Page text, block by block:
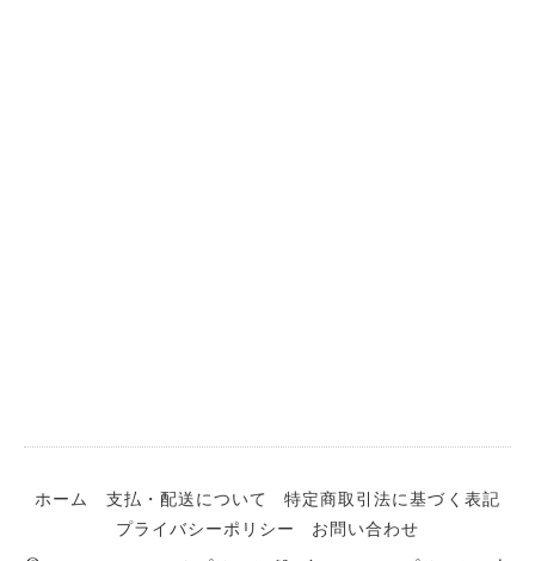
ホーム 支払・配送について
特定商取引法に基づく表記
プライバシーポリシー
お問い合わせ